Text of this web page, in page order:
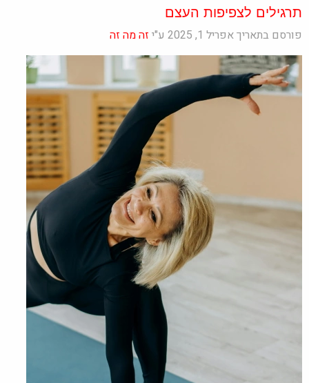
תרגילים לצפיפות העצם
פורסם בתאריך אפריל 1, 2025 ע"י זה מה זה